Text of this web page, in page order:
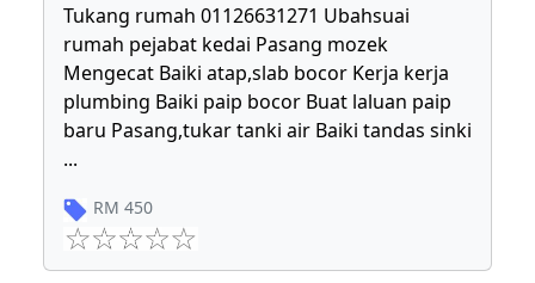
Tukang rumah 01126631271 Ubahsuai
rumah pejabat kedai Pasang mozek
Mengecat Baiki atap,slab bocor Kerja kerja
plumbing Baiki paip bocor Buat laluan paip
baru Pasang,tukar tanki air Baiki tandas sinki
...
RM 450